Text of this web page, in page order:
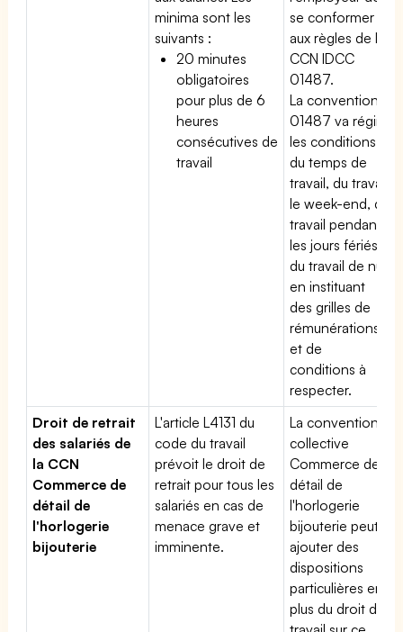
minima sont les
suivants :
20 minutes
obligatoires
pour plus de 6
heures
consécutives de
travail
se conformer
aux règles de la
CCN IDCC
01487.
La convention
01487 va régir
les conditions
du temps de
travail, du travail
le week-end, du
travail pendant
les jours fériés,
du travail de nuit
en instituant
des grilles de
rémunérations
et de
conditions à
respecter.
Droit de retrait
des salariés de
la CCN
Commerce de
détail de
l'horlogerie
bijouterie
L'article L4131 du
code du travail
prévoit le droit de
retrait pour tous les
salariés en cas de
menace grave et
imminente.
La convention
collective
Commerce de
détail de
l'horlogerie
bijouterie peut
ajouter des
dispositions
particulières en
plus du droit du